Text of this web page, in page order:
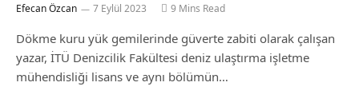
Efecan Özcan 7 Eylül 2023 9 Mins Read
Dökme kuru yük gemilerinde güverte zabiti olarak çalışan
yazar, İTÜ Denizcilik Fakültesi deniz ulaştırma işletme
mühendisliği lisans ve aynı bölümün…